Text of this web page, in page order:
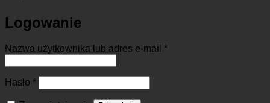
Logowanie
Nazwa użytkownika lub adres e-mail *Wymagane
Hasło *Wymagane